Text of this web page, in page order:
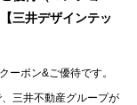
三井デザインテッ
ーポン&ご優待です。
三井不動産グループが